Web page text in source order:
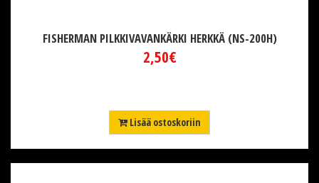
FISHERMAN PILKKIVAVANKÄRKI HERKKÄ (NS-200H)
2,50€
Lisää ostoskoriin